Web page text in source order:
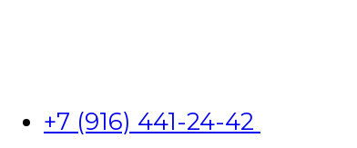
+7 (916) 441-24-42